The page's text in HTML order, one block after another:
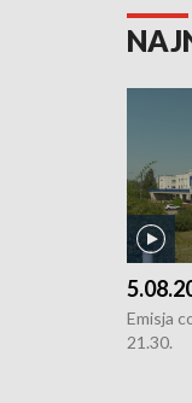
Emisja
21.30.